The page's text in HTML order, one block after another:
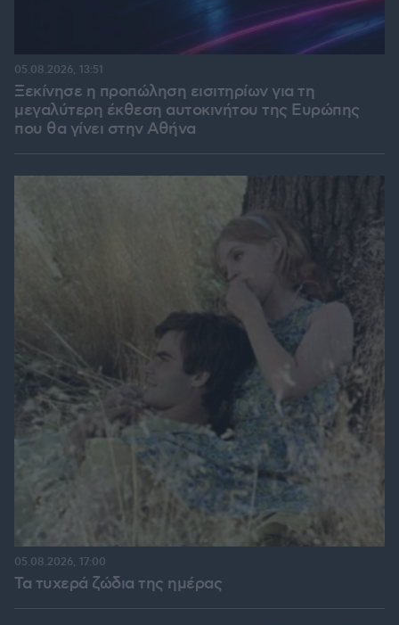
Ξεκίνησε η προπώληση εισιτηρίων για τη
μεγαλύτερη έκθεση αυτοκινήτου της Ευρώπης
που θα γίνει στην Αθήνα
05.08.2026, 13:51
Τα τυχερά ζώδια της ημέρας
05.08.2026, 17:00